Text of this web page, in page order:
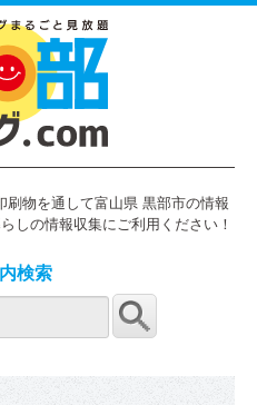
物を通して富山県 黒部市の情報
しの情報収集にご利用ください！
検索